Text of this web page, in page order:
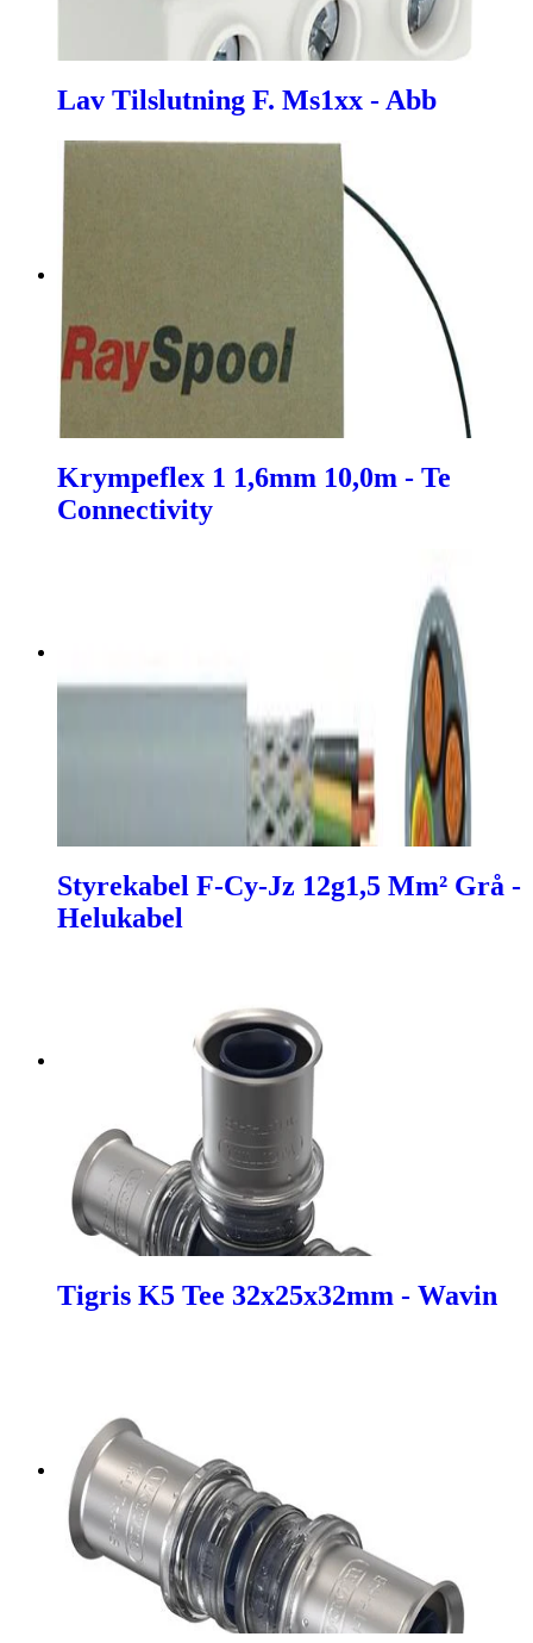
Lav Tilslutning F. Ms1xx - Abb
Krympeflex 1 1,6mm 10,0m - Te
Connectivity
Styrekabel F-Cy-Jz 12g1,5 Mm² Grå -
Helukabel
Tigris K5 Tee 32x25x32mm - Wavin